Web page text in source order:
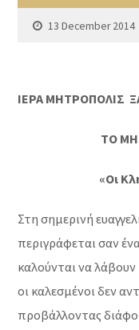
13 December 2014
ΙΕΡΑ ΜΗΤΡΟΠΟΛΙΣ
ΤΟ
«Οι
Στη σημερινή
περιγράφεται σαν
καλούνται να λάβουν
οι καλεσμένοι δεν
προβάλλοντας